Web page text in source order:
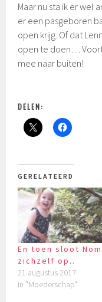
Maar nu sta ik er wel
er een pasgeboren
open krijg. Of dat
open te doen…
mee naar buiten!
DELEN:
GERELATEERD
En toen sloot
zichzelf op..
21 augustus 2017
In "Moederschap"